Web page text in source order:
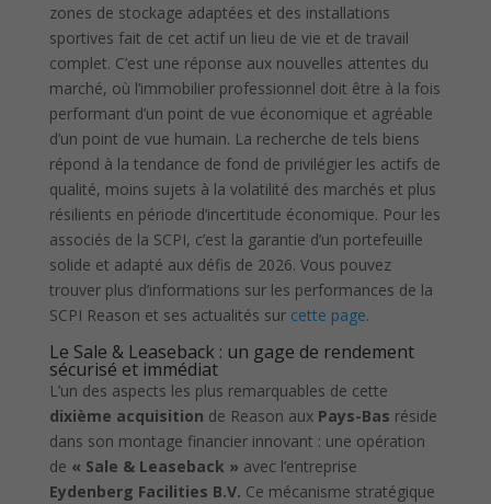
zones de stockage adaptées et des installations
sportives fait de cet actif un lieu de vie et de travail
complet. C’est une réponse aux nouvelles attentes du
marché, où l’immobilier professionnel doit être à la fois
performant d’un point de vue économique et agréable
d’un point de vue humain. La recherche de tels biens
répond à la tendance de fond de privilégier les actifs de
qualité, moins sujets à la volatilité des marchés et plus
résilients en période d’incertitude économique. Pour les
associés de la SCPI, c’est la garantie d’un portefeuille
solide et adapté aux défis de 2026. Vous pouvez
trouver plus d’informations sur les performances de la
SCPI Reason et ses actualités sur cette page.
Le Sale & Leaseback : un gage de rendement
sécurisé et immédiat
L’un des aspects les plus remarquables de cette
dixième acquisition de Reason aux Pays-Bas réside
dans son montage financier innovant : une opération
de « Sale & Leaseback » avec l’entreprise
Eydenberg Facilities B.V. Ce mécanisme stratégique